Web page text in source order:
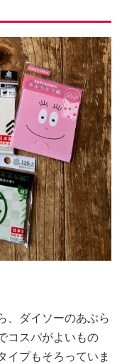
、ダイソーのあぶら
コスパがよいもの
イプもそろっていま